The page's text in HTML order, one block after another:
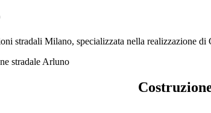
stradali Milano, specializzata nella realizzazione